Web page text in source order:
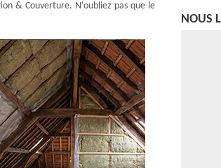
& Couverture. N'oubliez pas que le
NOUS